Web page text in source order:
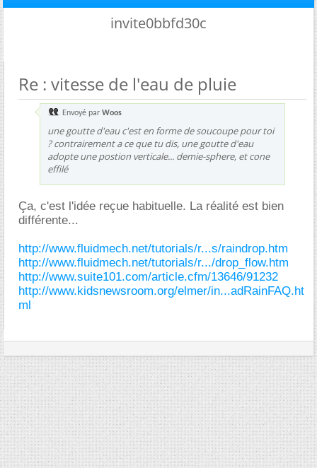
invite0bbfd30c
Re : vitesse de l'eau de pluie
Envoyé par Woos
une goutte d'eau c'est en forme de soucoupe pour toi
? contrairement a ce que tu dis, une goutte d'eau
adopte une postion verticale... demie-sphere, et cone
effilé
Ça, c'est l'idée reçue habituelle. La réalité est bien
différente...
http://www.fluidmech.net/tutorials/r...s/raindrop.htm
http://www.fluidmech.net/tutorials/r.../drop_flow.htm
http://www.suite101.com/article.cfm/13646/91232
http://www.kidsnewsroom.org/elmer/in...adRainFAQ.ht
ml